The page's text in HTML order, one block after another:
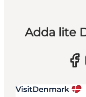
Adda lite